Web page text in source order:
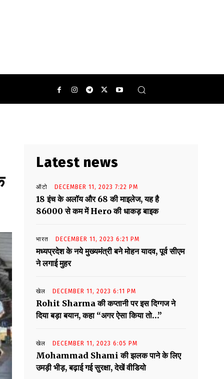
Latest news
ऑटो DECEMBER 11, 2023 7:22 PM
18 इंच के अलॉय और 68 की माइलेज, यह है
86000 से कम में Hero की धाकड़ बाइक
भारत DECEMBER 11, 2023 6:21 PM
मध्यप्रदेश के नये मुख्यमंत्री बने मोहन यादव, पूर्व सीएम
ने लगाई मुहर
खेल DECEMBER 11, 2023 6:11 PM
Rohit Sharma की कप्तानी पर इस दिग्गज ने
दिया बड़ा बयान, कहा “अगर ऐसा किया तो…”
खेल DECEMBER 11, 2023 6:05 PM
Mohammad Shami की झलक पाने के लिए
उमड़ी भीड़, बढ़ाई गई सुरक्षा, देखें वीडियो